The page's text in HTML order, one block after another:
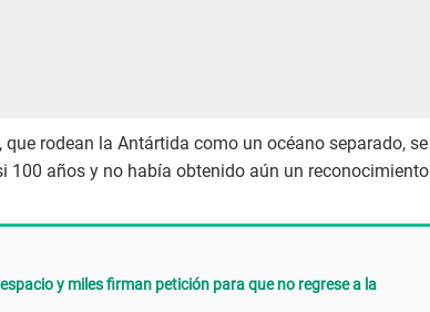
rodean la Antártida como un océano separado, se
100 años y no había obtenido aún un reconocimiento
y miles firman petición para que no regrese a la